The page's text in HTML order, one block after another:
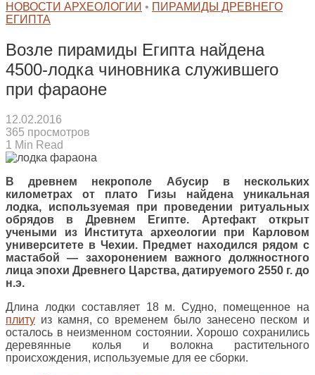
НОВОСТИ АРХЕОЛОГИИ • ПИРАМИДЫ ДРЕВНЕГО
ЕГИПТА
Возле пирамиды Египта найдена
4500-лодка чиновника служившего
при фараоне
12.02.2016
365 просмотров
1 Min Read
В древнем некрополе Абусир в нескольких
километрах от плато Гизы найдена уникальная
лодка, используемая при проведении ритуальных
обрядов в Древнем Египте. Артефакт открыт
учеными из Института археологии при Карловом
университете в Чехии. Предмет находился рядом с
мастабой — захоронением важного должностного
лица эпохи Древнего Царства, датируемого 2550 г. до
н.э.
Длина лодки составляет 18 м. Судно, помещенное на
плиту из камня, со временем было занесено песком и
осталось в неизменном состоянии. Хорошо сохранились
деревянные колья и волокна растительного
происхождения, используемые для ее сборки.